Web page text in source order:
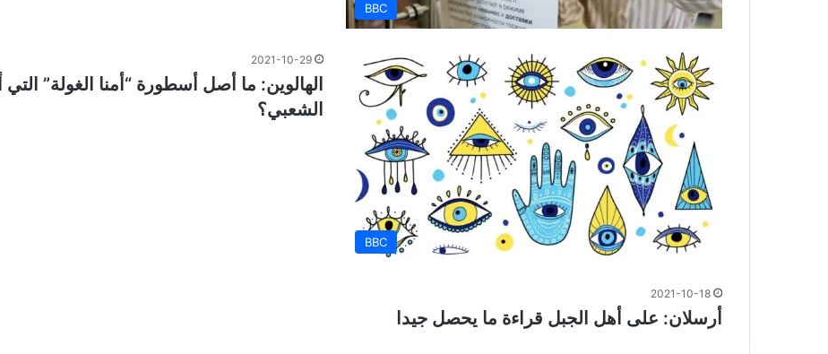
BBC
BBC
2021-10-29
الهالوين: ما أصل أسطورة “أمنا الغولة”
الشعبي؟
2021-10-18
أرسلان: على أهل الجبل قراءة ما يحصل جيدا